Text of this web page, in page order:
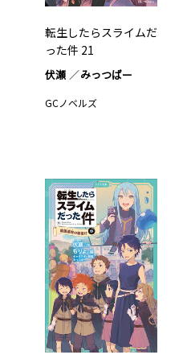
転生したらスライムだ
った件 21
伏瀬 みっつばー
GCノベルズ